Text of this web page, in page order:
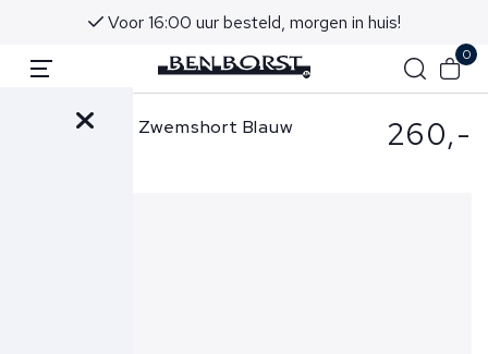
Voor 16:00 uur besteld, morgen in huis!
0
Jacob Cohen Zwemshort Blauw 260,-